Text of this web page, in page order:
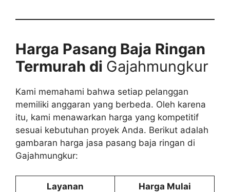
Harga Pasang Baja Ringan
Termurah di Gajahmungkur
Kami memahami bahwa setiap pelanggan
memiliki anggaran yang berbeda. Oleh karena
itu, kami menawarkan harga yang kompetitif
sesuai kebutuhan proyek Anda. Berikut adalah
gambaran harga jasa pasang baja ringan di
Gajahmungkur:
Layanan Harga Mulai